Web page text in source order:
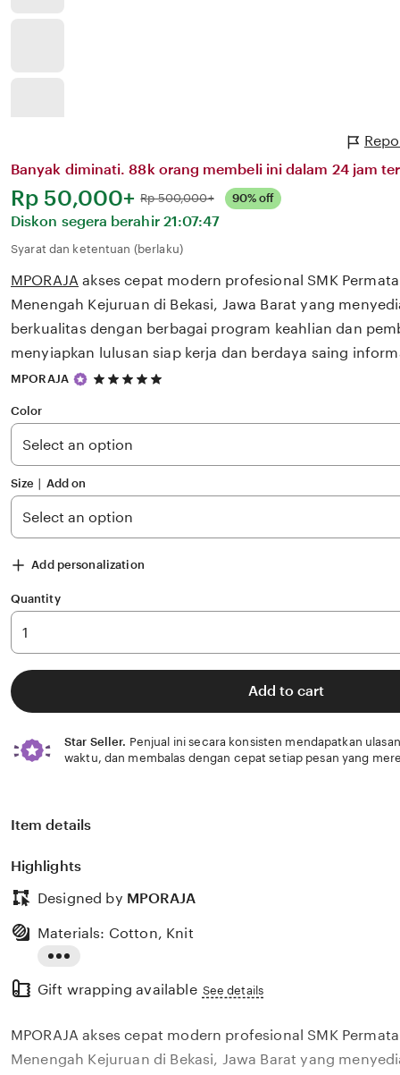
Banyak diminati. 88k orang membeli ini dalam 24 jam
Harga:
Rp 50,000+ Normal:
Rp 500,000+ 90% off
Diskon segera berahir 21:07:47
Syarat dan ketentuan (berlaku)
MPORAJA akses cepat modern profesional SMK
Menengah Kejuruan di Bekasi, Jawa Barat yang
berkualitas dengan berbagai program keahlian dan
menyiapkan lulusan siap kerja dan berdaya saing
MPORAJA
5
5
stars
Color
Size ∣ Add on
Add personalization
Quantity
Add to cart
Star Seller. Penjual ini secara konsisten mendapatkan
waktu, dan membalas dengan cepat setiap pesan yang
Item details
Highlights
Designed by MPORAJA
the
description
Materials: Cotton, Knit
Gift wrapping available See details
MPORAJA akses cepat modern profesional SMK
Menengah Kejuruan di Bekasi, Jawa Barat yang